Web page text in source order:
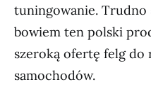
tuningowanie. Trudno
bowiem ten polski
szeroką ofertę felg
samochodów.